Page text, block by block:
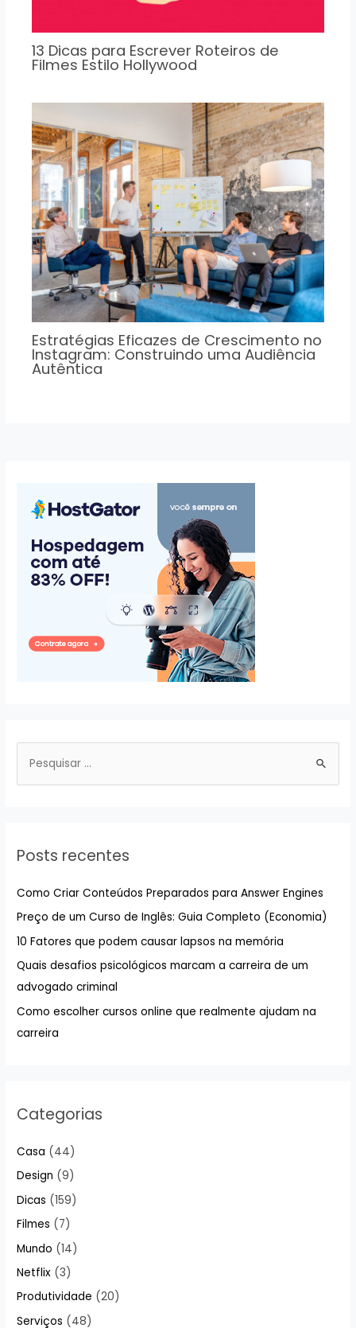
13 Dicas para Escrever Roteiros de
Filmes Estilo Hollywood
Estratégias Eficazes de Crescimento no
Instagram: Construindo uma Audiência
Autêntica
i
r
p
o
r
:
Posts recentes
Como Criar Conteúdos Preparados para Answer Engines
Preço de um Curso de Inglês: Guia Completo (Economia)
10 Fatores que podem causar lapsos na memória
Quais desafios psicológicos marcam a carreira de um
advogado criminal
Como escolher cursos online que realmente ajudam na
carreira
Categorias
Casa (44)
Design (9)
Dicas (159)
Filmes (7)
Mundo (14)
Netflix (3)
Produtividade (20)
Serviços (48)